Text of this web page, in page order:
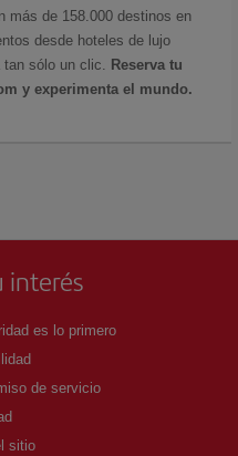
más de 158.000 destinos en
desde hoteles de lujo
sólo un clic.
Reserva tu
y experimenta el mundo.
interés
es lo primero
de servicio
sitio